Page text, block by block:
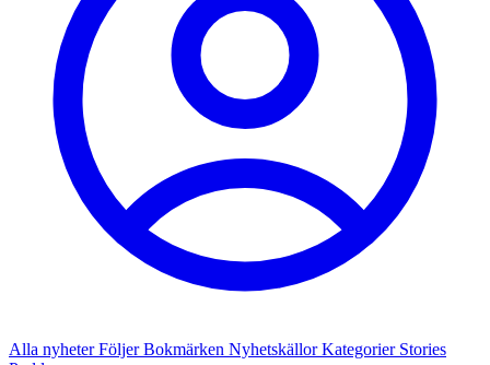
Alla nyheterFöljerBokmärken NyhetskällorKategorier Stories